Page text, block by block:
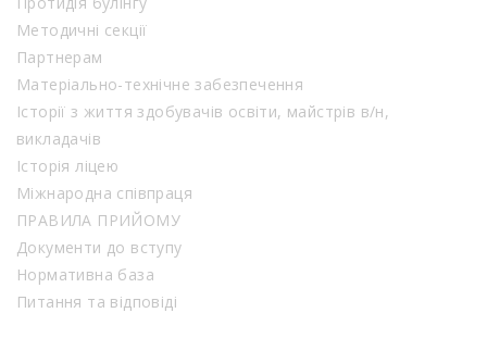
Методичні секції
Партнерам
Матеріально-технічне забезпечення
Історії з життя здобувачів освіти, майстрів в/н,
викладачів
Історія ліцею
Міжнародна співпраця
ПРАВИЛА ПРИЙОМУ
Документи до вступу
Нормативна база
Питання та відповіді